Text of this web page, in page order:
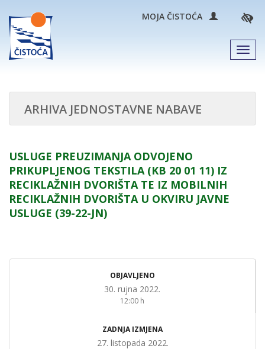
MOJA ČISTOĆA
ARHIVA JEDNOSTAVNE NABAVE
USLUGE PREUZIMANJA ODVOJENO
PRIKUPLJENOG TEKSTILA (KB 20 01 11) IZ
RECIKLAŽNIH DVORIŠTA TE IZ MOBILNIH
RECIKLAŽNIH DVORIŠTA U OKVIRU JAVNE
USLUGE (39-22-JN)
OBJAVLJENO
30. rujna 2022.
12:00 h
ZADNJA IZMJENA
27. listopada 2022.